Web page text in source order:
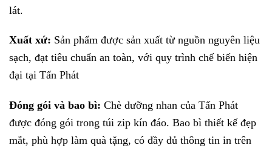
lát.
Xuất xứ: Sản phẩm được sản xuất từ nguồn nguyên liệu
sạch, đạt tiêu chuẩn an toàn, với quy trình chế biến hiện
đại tại Tấn Phát
Đóng gói và bao bì: Chè dưỡng nhan của Tấn Phát
được đóng gói trong túi zip kín đáo. Bao bì thiết kế đẹp
mắt, phù hợp làm quà tặng, có đầy đủ thông tin in trên